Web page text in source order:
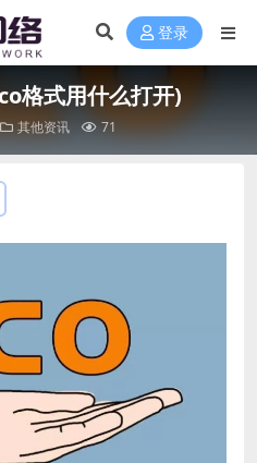
登录
格式用什么打开)
其他资讯 71